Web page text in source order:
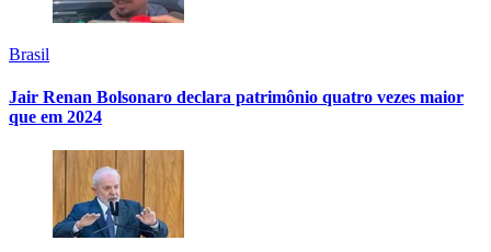
Brasil
Jair Renan Bolsonaro declara patrimônio quatro vezes maior
que em 2024